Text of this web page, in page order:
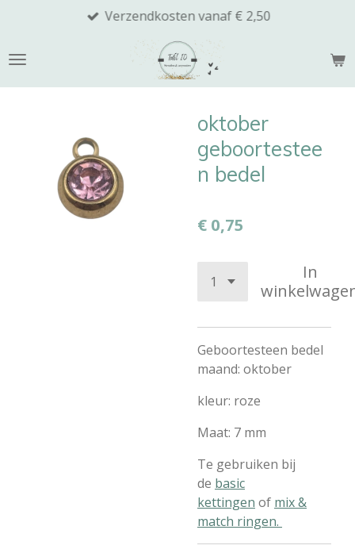
naar
Verzendkosten vanaf € 2,50
oktober
geboortestee
n bedel
€ 0,75
In
Geboortesteen bedel
maand: oktober
kleur: roze
Maat: 7 mm
Te gebruiken bij
de basic
kettingen of mix &
match ringen.